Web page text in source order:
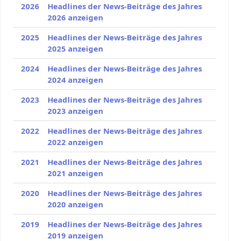
2026
Headlines der News-Beiträge des Jahres
2026 anzeigen
2025
Headlines der News-Beiträge des Jahres
2025 anzeigen
2024
Headlines der News-Beiträge des Jahres
2024 anzeigen
2023
Headlines der News-Beiträge des Jahres
2023 anzeigen
2022
Headlines der News-Beiträge des Jahres
2022 anzeigen
2021
Headlines der News-Beiträge des Jahres
2021 anzeigen
2020
Headlines der News-Beiträge des Jahres
2020 anzeigen
2019
Headlines der News-Beiträge des Jahres
2019 anzeigen